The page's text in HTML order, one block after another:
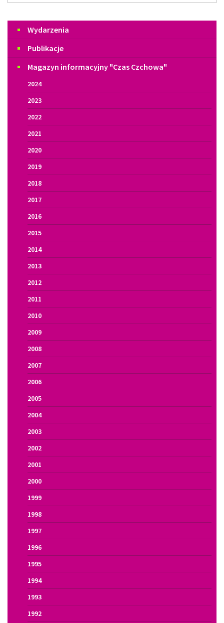
MenuWydarzenia
Publikacje
Magazyn informacyjny "Czas Czchowa"
2024
2023
2022
2021
2020
2019
2018
2017
2016
2015
2014
2013
2012
2011
2010
2009
2008
2007
2006
2005
2004
2003
2002
2001
2000
1999
1998
1997
1996
1995
1994
1993
1992